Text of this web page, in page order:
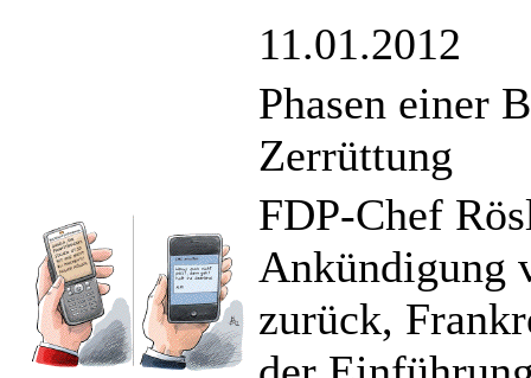
11.01.2012
Phasen einer
Zerrüttung
FDP-Chef
Ankündigung
zurück,